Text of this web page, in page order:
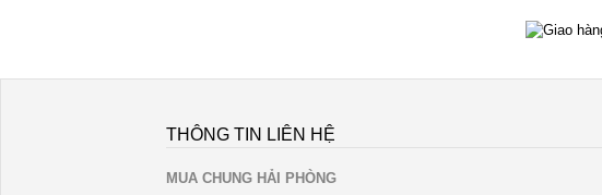
THÔNG TIN LIÊN HỆ
MUA CHUNG HẢI PHÒNG